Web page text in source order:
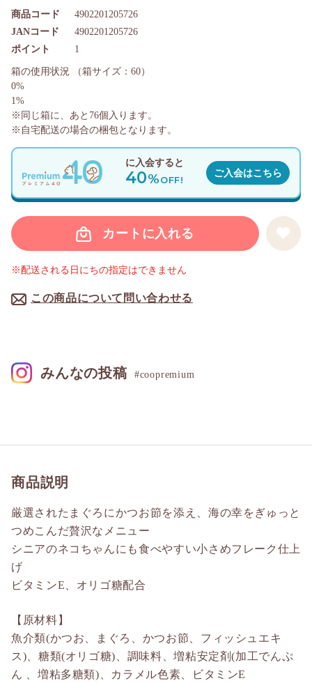
商品コード 4902201205726
ポイント 1
JANコード 4902201205726
カートに入れる
この商品について問い合わせる
※配送される日にちの指定はできません
に入会すると
40%OFF!
ご入会はこちら
箱の使用状況
（箱サイズ：60）
0%
1%
※同じ箱に、あと 76個入ります。
※自宅配送の場合の梱包となります。
商品説明
厳選されたまぐろにかつお節を添え、海の幸をぎゅっと
つめこんだ贅沢なメニュー
シニアのネコちゃんにも食べやすい小さめフレーク仕上
げ
ビタミンE、オリゴ糖配合
【原材料】
魚介類(かつお、まぐろ、かつお節、フィッシュエキ
ス)、糖類(オリゴ糖)、調味料、増粘安定剤(加工でんぷ
ん 、増粘多糖類)、カラメル色素、ビタミンE
みんなの投稿 #coopremium